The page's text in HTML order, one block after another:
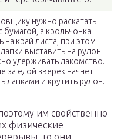
нужно раскатать
бумагой, а крольчонка
на край листа, при этом
выставить на рулон.
удерживать лакомство.
за едой зверек начнет
лапками и крутить рулон.
им свойственно
физические
то они